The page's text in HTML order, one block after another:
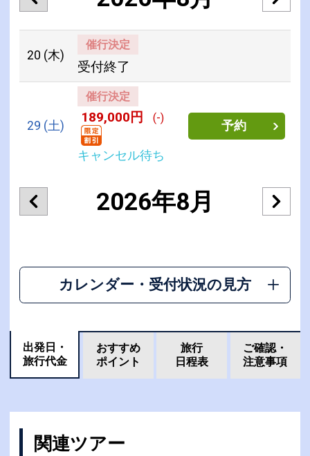
20 (木)
催行決定
受付終了
29 (土)
催行決定
189,000円 (-)
キャンセル待ち
予約
2026年8月
カレンダー・受付状況の見方
出発日・
旅行代金
おすすめ
ポイント
旅行
日程表
ご確認・
注意事項
関連ツアー